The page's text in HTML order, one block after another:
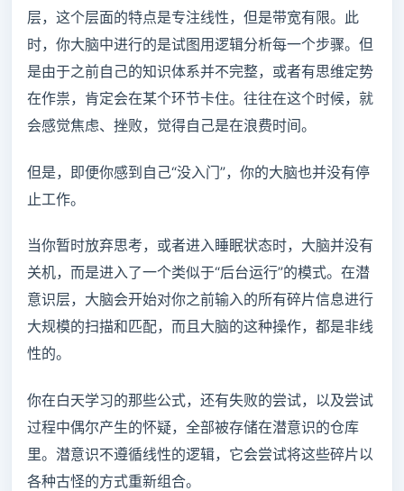
层，这个层面的特点是专注线性，但是带宽有限。此
时，你大脑中进行的是试图用逻辑分析每一个步骤。但
是由于之前自己的知识体系并不完整，或者有思维定势
在作祟，肯定会在某个环节卡住。往往在这个时候，就
会感觉焦虑、挫败，觉得自己是在浪费时间。
但是，即便你感到自己“没入门”，你的大脑也并没有停
止工作。
当你暂时放弃思考，或者进入睡眠状态时，大脑并没有
关机，而是进入了一个类似于“后台运行”的模式。在潜
意识层，大脑会开始对你之前输入的所有碎片信息进行
大规模的扫描和匹配，而且大脑的这种操作，都是非线
性的。
你在白天学习的那些公式，还有失败的尝试，以及尝试
过程中偶尔产生的怀疑，全部被存储在潜意识的仓库
里。潜意识不遵循线性的逻辑，它会尝试将这些碎片以
各种古怪的方式重新组合。